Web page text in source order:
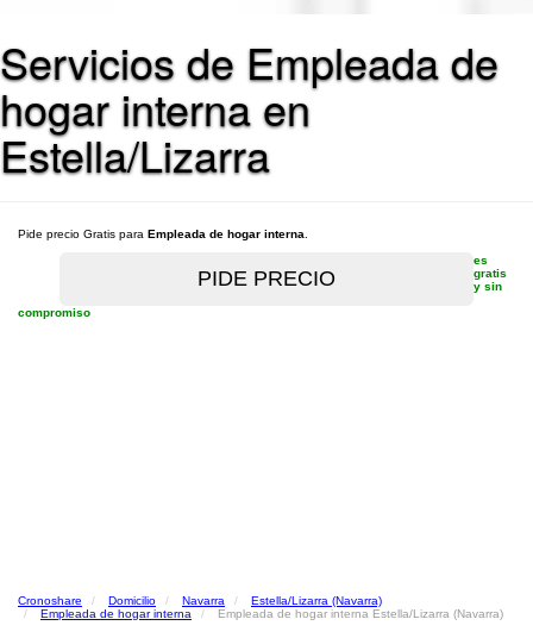
Servicios de Empleada de
hogar interna en
Estella/Lizarra
Pide precio Gratis para Empleada de hogar interna
es
gratis
y sin
compromiso
Cronoshare Domicilio Navarra
Estella/Lizarra (Navarra)
Empleada de hogar interna
Empleada de hogar interna Estella/Lizarra (Navarra)